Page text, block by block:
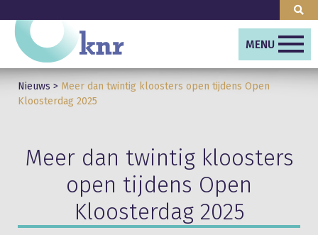
MENU
Nieuws > Meer dan twintig kloosters open tijdens Open
Kloosterdag 2025
Meer dan twintig kloosters
open tijdens Open
Kloosterdag 2025